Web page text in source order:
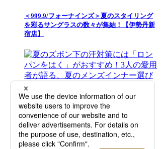
＜999.9/フォーナインズ＞夏のスタイリング
を彩るサングラスの数々が集結！【伊勢丹新
宿店】
夏のズボン下の汗対策には「ロンパンをは
く」がおすすめ！3人の愛用者が語る、夏の
メンズインナー選びの正解とは？【2026年5
月更新】